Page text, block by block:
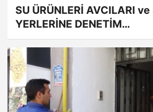
SU ÜRÜNLERİ AVCILARI ve
YERLERİNE DENETİM
GERÇEKLEŞTİRİLDİ